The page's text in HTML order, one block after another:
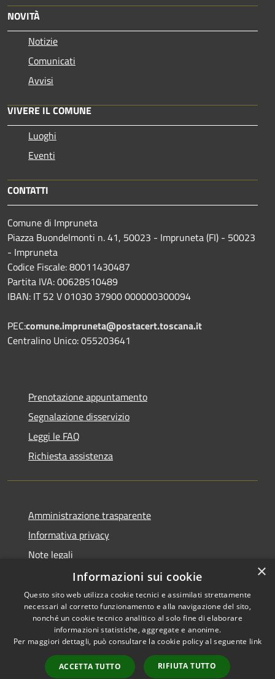
NOVITÀ
Notizie
Comunicati
Avvisi
VIVERE IL COMUNE
Luoghi
Eventi
CONTATTI
Comune di Impruneta
Piazza Buondelmonti n. 41, 50023 - Impruneta (FI) - 50023
- Impruneta
Codice Fiscale: 80011430487
Partita IVA: 00628510489
IBAN: IT 52 V 01030 37900 000000300094
PEC:comune.impruneta@postacert.toscana.it
Centralino Unico: 055203641
Prenotazione appuntamento
Segnalazione disservizio
Leggi le FAQ
Richiesta assistenza
Amministrazione trasparente
Informativa privacy
Note legali
Dichiarazione di accessibilità
RSS
Accessibilità
Copyright © 2026 • Comune di
Municipium•
Accesso
×
Informazioni sui cookie
Questo sito web utilizza cookie tecnici e assimilati strettamente
necessari al corretto funzionamento e alla navigazione del sito,
nonché un cookie tecnico analitico al solo fine di elaborare
informazioni statistiche, aggregate e anonime.
Per maggiori dettagli, può consultare la cookie policy al seguente link
ACCETTA TUTTO RIFIUTA TUTTO